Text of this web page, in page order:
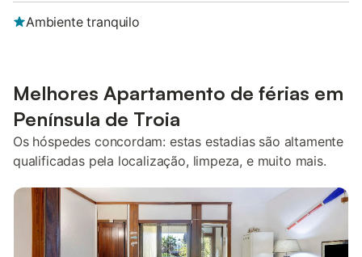
Ambiente tranquilo
Melhores Apartamento de férias em
Península de Troia
Os hóspedes concordam: estas estadias são altamente
qualificadas pela localização, limpeza, e muito mais.